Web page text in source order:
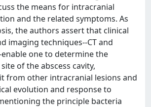
the means for intracranial
and the related symptoms. As
the authors assert that clinical
imaging techniques--CT and
enable one to determine the
of the abscess cavity,
from other intracranial lesions and
evolution and response to
the principle bacteria